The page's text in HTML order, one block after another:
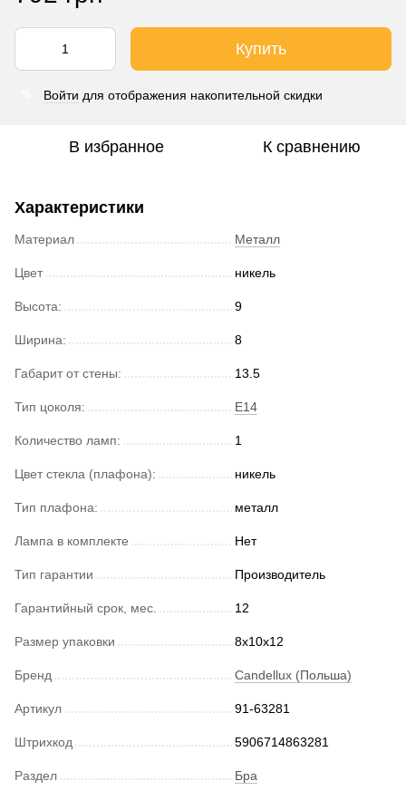
Купить
Войти для отображения накопительной скидки
В избранное К сравнению
Характеристики
Материал Металл
Цвет никель
Высота: 9
Ширина: 8
Габарит от стены: 13.5
Тип цоколя: E14
Количество ламп: 1
Цвет стекла (плафона): никель
Тип плафона: металл
Лампа в комплекте Нет
Тип гарантии Производитель
Гарантийный срок, мес. 12
Размер упаковки 8x10x12
Бренд Candellux (Польша)
Артикул 91-63281
Штрихкод 5906714863281
Раздел Бра